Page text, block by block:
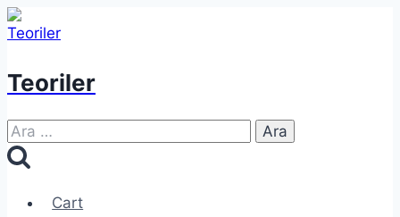
Skip
to
Teoriler
Arama:
Cart